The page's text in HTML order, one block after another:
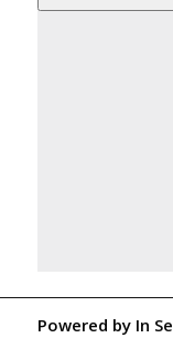
Powered by In